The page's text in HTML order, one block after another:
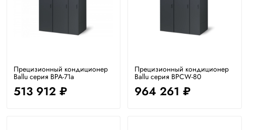
Прецизионный кондиционер
Ballu серия BPA-71a
513 912 ₽
Прецизионный кондиционер
Ballu серия BPCW-80
964 261 ₽